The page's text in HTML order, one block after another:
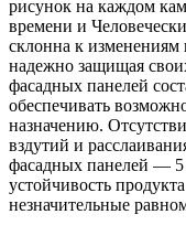
рисунок на каждом
времени и
склонна к изменениям
надежно защищая
фасадных панелей
обеспечивать
назначению.
вздутий и
фасадных панелей — 5
устойчивость
незначительные